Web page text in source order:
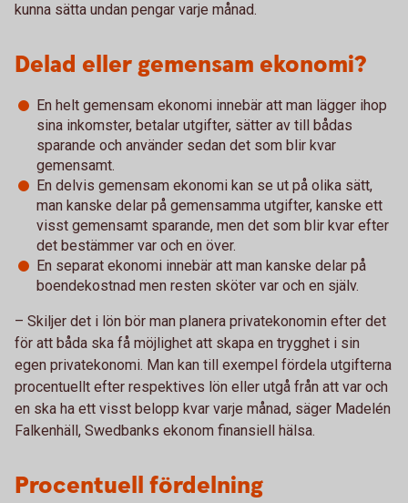
kunna sätta undan pengar varje månad.
Delad eller gemensam ekonomi?
En helt gemensam ekonomi innebär att man lägger ihop
sina inkomster, betalar utgifter, sätter av till bådas
sparande och använder sedan det som blir kvar
gemensamt.
En delvis gemensam ekonomi kan se ut på olika sätt,
man kanske delar på gemensamma utgifter, kanske ett
visst gemensamt sparande, men det som blir kvar efter
det bestämmer var och en över.
En separat ekonomi innebär att man kanske delar på
boendekostnad men resten sköter var och en själv.
– Skiljer det i lön bör man planera privatekonomin efter det
för att båda ska få möjlighet att skapa en trygghet i sin
egen privatekonomi. Man kan till exempel fördela utgifterna
procentuellt efter respektives lön eller utgå från att var och
en ska ha ett visst belopp kvar varje månad, säger Madelén
Falkenhäll, Swedbanks ekonom finansiell hälsa.
Procentuell fördelning